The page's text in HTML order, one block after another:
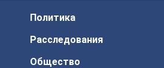
Политика
Расследования
Общество